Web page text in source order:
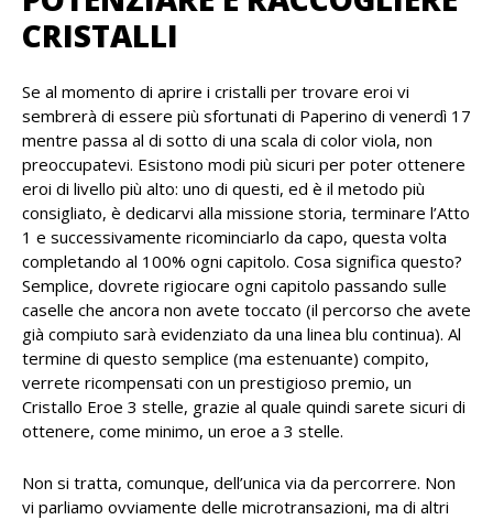
CRISTALLI
Se al momento di aprire i cristalli per trovare eroi vi
sembrerà di essere più sfortunati di Paperino di venerdì 17
mentre passa al di sotto di una scala di color viola, non
preoccupatevi. Esistono modi più sicuri per poter ottenere
eroi di livello più alto: uno di questi, ed è il metodo più
consigliato, è dedicarvi alla missione storia, terminare l’Atto
1 e successivamente ricominciarlo da capo, questa volta
completando al 100% ogni capitolo. Cosa significa questo?
Semplice, dovrete rigiocare ogni capitolo passando sulle
caselle che ancora non avete toccato (il percorso che avete
già compiuto sarà evidenziato da una linea blu continua). Al
termine di questo semplice (ma estenuante) compito,
verrete ricompensati con un prestigioso premio, un
Cristallo Eroe 3 stelle, grazie al quale quindi sarete sicuri di
ottenere, come minimo, un eroe a 3 stelle.
Non si tratta, comunque, dell’unica via da percorrere. Non
vi parliamo ovviamente delle microtransazioni, ma di altri